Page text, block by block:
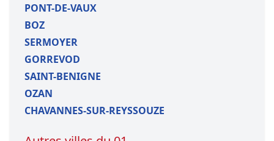
PONT-DE-VAUX
BOZ
SERMOYER
GORREVOD
SAINT-BENIGNE
OZAN
CHAVANNES-SUR-REYSSOUZE